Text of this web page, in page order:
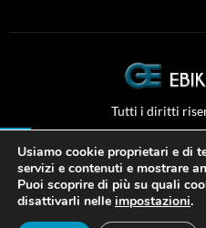
Tutti i diritti
Copyright © 2026.
Usiamo cookie proprietari e di
servizi e contenuti e mostrare
Puoi scoprire di più su quali
disattivarli nelle impostazioni.